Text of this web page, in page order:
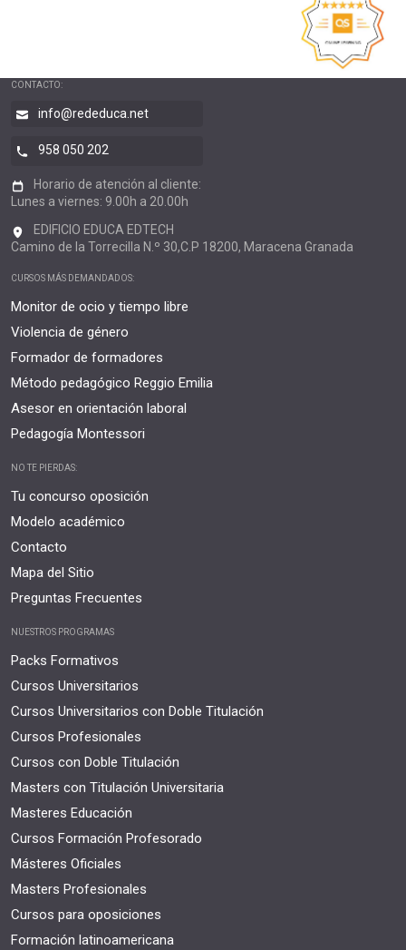
CONTACTO:
info@rededuca.net
958 050 202
Horario de atención al cliente:
Lunes a viernes: 9.00h a 20.00h
EDIFICIO EDUCA EDTECH
Camino de la Torrecilla N.º 30,C.P 18200, Maracena Granada
CURSOS MÁS DEMANDADOS:
Monitor de ocio y tiempo libre
Violencia de género
Formador de formadores
Método pedagógico Reggio Emilia
Asesor en orientación laboral
Pedagogía Montessori
NO TE PIERDAS:
Tu concurso oposición
Modelo académico
Contacto
Mapa del Sitio
Preguntas Frecuentes
NUESTROS PROGRAMAS
Packs Formativos
Cursos Universitarios
Cursos Universitarios con Doble Titulación
Cursos Profesionales
Cursos con Doble Titulación
Masters con Titulación Universitaria
Masteres Educación
Cursos Formación Profesorado
Másteres Oficiales
Masters Profesionales
Cursos para oposiciones
Formación latinoamericana